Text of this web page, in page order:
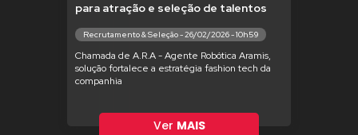
para atração e seleção de talentos
Recrutamento & Seleção - 26/02/2026 - 10h59
Chamada de A.R.A - Agente Robótica Aramis,
solução fortalece a estratégia fashion tech da
companhia
Ver MAIS